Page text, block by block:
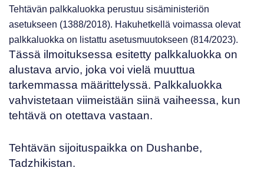
Tehtävän palkkaluokka perustuu sisäministeriön
asetukseen (1388/2018). Hakuhetkellä voimassa olevat
palkkaluokka on listattu asetusmuutokseen (814/2023).
Tässä ilmoituksessa esitetty palkkaluokka on
alustava arvio, joka voi vielä muuttua
tarkemmassa määrittelyssä. Palkkaluokka
vahvistetaan viimeistään siinä vaiheessa, kun
tehtävä on otettava vastaan.
Tehtävän sijoituspaikka on Dushanbe,
Tadzhikistan.